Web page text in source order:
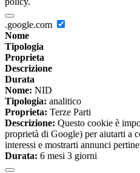
.google.com
Nome
Tipologia
Proprieta
Descrizione
Durata
Nome: NID
Tipologia: analitico
Proprieta: Terze Parti
Descrizione: Questo cookie è
proprietà di Google) per aiutarti a
interessi e mostrarti annunci
Durata: 6 mesi 3 giorni